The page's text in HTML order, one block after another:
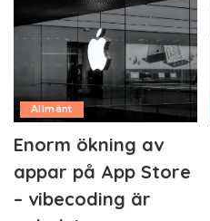
Allmänt
Enorm ökning av
appar på App Store
– vibecoding är